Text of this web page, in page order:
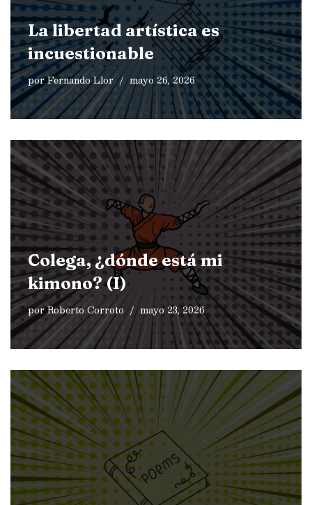
La libertad artística es
incuestionable
porFernando Llor mayo 26, 2026
Colega, ¿dónde está mi
kimono? (I)
porRoberto Corroto mayo 23, 2026